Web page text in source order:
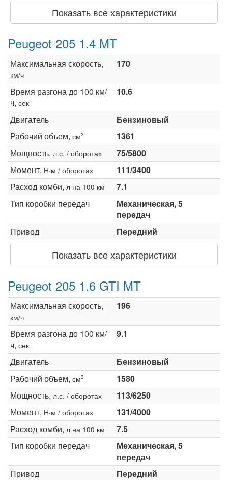
Показать все характеристики
Peugeot 205 1.4 MT
Максимальная скорость,
км/ч
170
Время разгона до 100 км/
ч, сек
10.6
Двигатель
Бензиновый
Рабочий объем, см3
1361
Мощность, л.с. / оборотах
75/5800
Момент, Н·м / оборотах
111/3400
Расход комби, л на 100 км
7.1
Тип коробки передач
Механическая, 5
передач
Привод
Передний
Показать все характеристики
Peugeot 205 1.6 GTI MT
Максимальная скорость,
км/ч
196
Время разгона до 100 км/
ч, сек
9.1
Двигатель
Бензиновый
Рабочий объем, см3
1580
Мощность, л.с. / оборотах
113/6250
Момент, Н·м / оборотах
131/4000
Расход комби, л на 100 км
7.5
Тип коробки передач
Механическая, 5
передач
Привод
Передний